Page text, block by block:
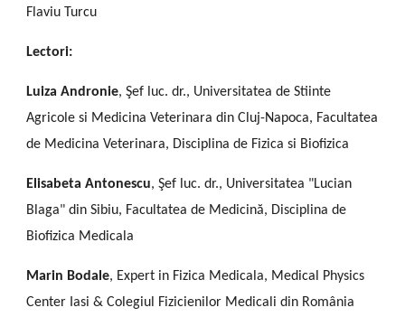
Flaviu Turcu
Lectori:
Luiza Andronie, Şef luc. dr., Universitatea de Stiinte
Agricole si Medicina Veterinara din Cluj-Napoca, Facultatea
de Medicina Veterinara, Disciplina de Fizica si Biofizica
Elisabeta Antonescu, Şef luc. dr., Universitatea "Lucian
Blaga" din Sibiu, Facultatea de Medicină, Disciplina de
Biofizica Medicala
Marin Bodale, Expert in Fizica Medicala, Medical Physics
Center Iasi & Colegiul Fizicienilor Medicali din România